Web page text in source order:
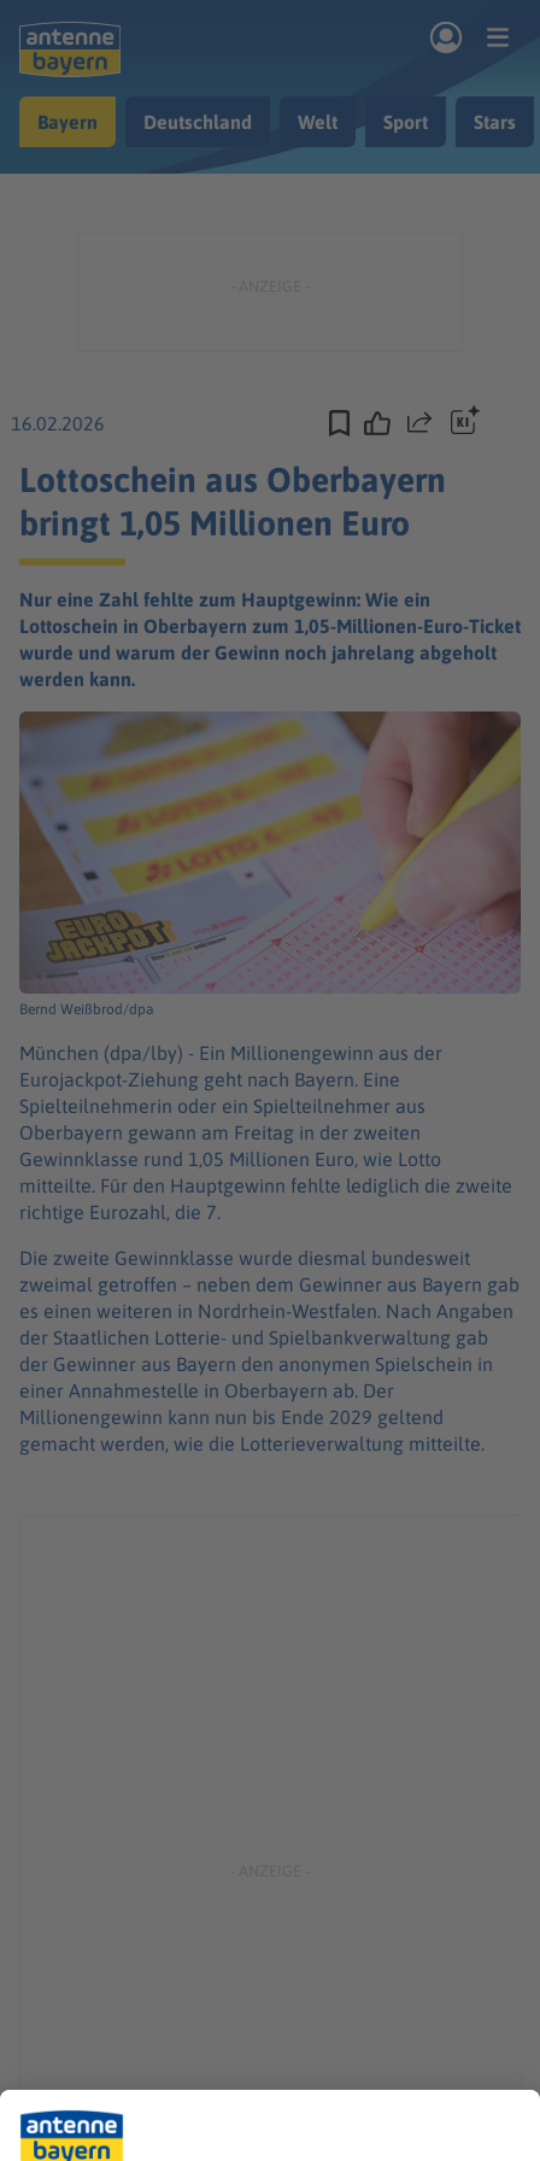
Musik & Radio
Bayern Deutschland Welt Sport Stars
16.02.2026 Teilen
Lottoschein aus Oberbayern
bringt 1,05 Millionen Euro
Nur eine Zahl fehlte zum Hauptgewinn: Wie ein
Lottoschein in Oberbayern zum 1,05-Millionen-Euro-Ticket
wurde und warum der Gewinn noch jahrelang abgeholt
werden kann.
Bernd Weißbrod/dpa
München (dpa/lby) - Ein Millionengewinn aus der
Eurojackpot-Ziehung geht nach Bayern. Eine
Spielteilnehmerin oder ein Spielteilnehmer aus
Oberbayern gewann am Freitag in der zweiten
Gewinnklasse rund 1,05 Millionen Euro, wie Lotto
mitteilte. Für den Hauptgewinn fehlte lediglich die zweite
richtige Eurozahl, die 7.
Die zweite Gewinnklasse wurde diesmal bundesweit
zweimal getroffen – neben dem Gewinner aus Bayern gab
es einen weiteren in Nordrhein-Westfalen. Nach Angaben
der Staatlichen Lotterie- und Spielbankverwaltung gab
der Gewinner aus Bayern den anonymen Spielschein in
einer Annahmestelle in Oberbayern ab. Der
Millionengewinn kann nun bis Ende 2029 geltend
gemacht werden, wie die Lotterieverwaltung mitteilte.